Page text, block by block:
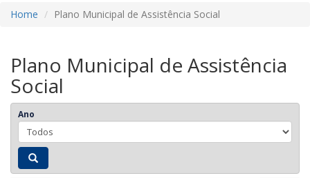
Home Plano Municipal de Assistência Social
Plano Municipal de Assistência
Social
Ano